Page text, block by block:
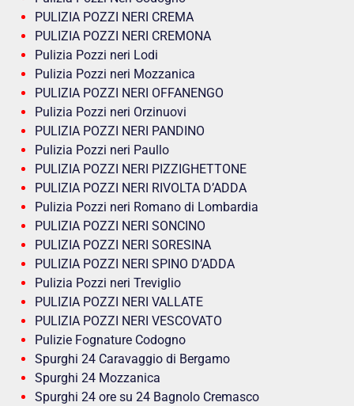
PULIZIA POZZI NERI CREMA
PULIZIA POZZI NERI CREMONA
Pulizia Pozzi neri Lodi
Pulizia Pozzi neri Mozzanica
PULIZIA POZZI NERI OFFANENGO
Pulizia Pozzi neri Orzinuovi
PULIZIA POZZI NERI PANDINO
Pulizia Pozzi neri Paullo
PULIZIA POZZI NERI PIZZIGHETTONE
PULIZIA POZZI NERI RIVOLTA D’ADDA
Pulizia Pozzi neri Romano di Lombardia
PULIZIA POZZI NERI SONCINO
PULIZIA POZZI NERI SORESINA
PULIZIA POZZI NERI SPINO D’ADDA
Pulizia Pozzi neri Treviglio
PULIZIA POZZI NERI VALLATE
PULIZIA POZZI NERI VESCOVATO
Pulizie Fognature Codogno
Spurghi 24 Caravaggio di Bergamo
Spurghi 24 Mozzanica
Spurghi 24 ore su 24 Bagnolo Cremasco